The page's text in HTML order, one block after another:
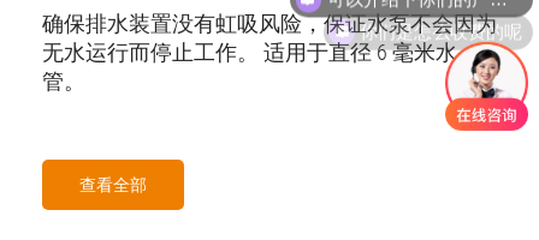
确保排水装置没有虹吸风险，保证水泵不会因为
无水运行而停止工作。 适用于直径 6 毫米水
管。
查看全部
你们是怎么收费的呢